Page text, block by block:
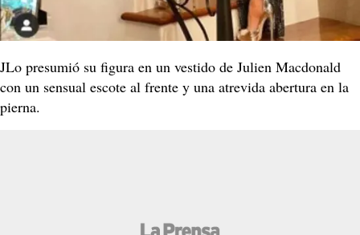
JLo presumió su figura en un vestido de Julien Macdonald
con un sensual escote al frente y una atrevida abertura en la
pierna.